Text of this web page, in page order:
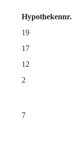
Hypothekennr.
19
17
12
2
7